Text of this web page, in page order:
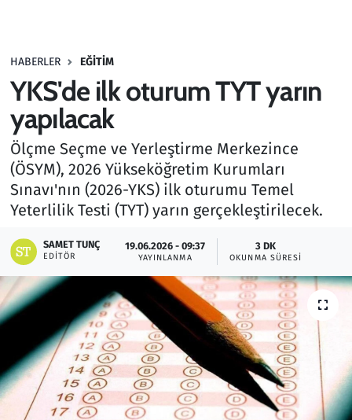
HABERLER EĞITIM
YKS'de ilk oturum TYT yarın
yapılacak
Ölçme Seçme ve Yerleştirme Merkezince
(ÖSYM), 2026 Yükseköğretim Kurumları
Sınavı'nın (2026-YKS) ilk oturumu Temel
Yeterlilik Testi (TYT) yarın gerçekleştirilecek.
SAMET TUNÇ
EDITÖR
19.06.2026 - 09:37
YAYINLANMA
3 DK
OKUNMA SÜRESI
Haber
Kültür Sanat
Kurumsal Haberler
Lezzet Durağı
Ramazan
Resmi İlanlar